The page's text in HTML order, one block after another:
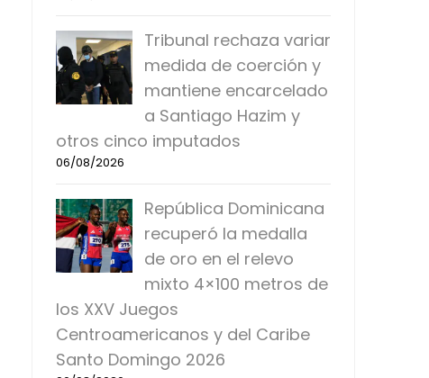
Tribunal rechaza variar
medida de coerción y
mantiene encarcelado
a Santiago Hazim y
otros cinco imputados
06/08/2026
República Dominicana
recuperó la medalla
de oro en el relevo
mixto 4×100 metros de
los XXV Juegos
Centroamericanos y del Caribe
Santo Domingo 2026